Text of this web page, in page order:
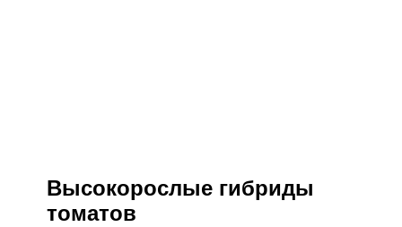
Высокорослые гибриды
томатов